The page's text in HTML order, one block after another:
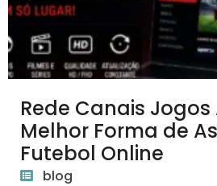
Rede Canais Jogos
Melhor Forma de
Futebol Online
blog